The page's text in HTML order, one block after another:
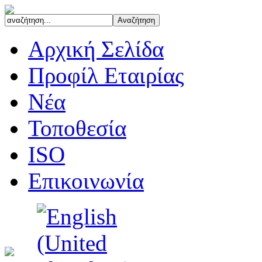
Αρχική Σελίδα
Προφίλ Εταιρίας
Νέα
Τοποθεσία
ISO
Επικοινωνία